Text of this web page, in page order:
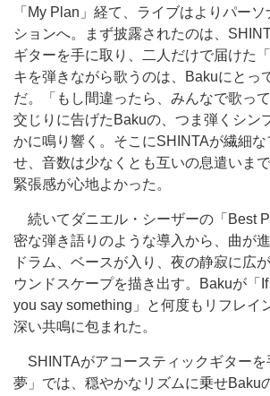
「My Plan」経て、ライブはよりパー
ションへ。まず披露されたのは、
ギターを手に取り、二人だけで届けた
キを弾きながら歌うのは、Bakuにとっ
だ。「もし間違ったら、みんなで歌っ
交じりに告げたBakuの、つま弾くシン
かに鳴り響く。そこにSHINTAが繊細な
せ、音数は少なくとも互いの息遣いま
緊張感が心地よかった。
続いてダニエル・シーザーの「Best
密な弾き語りのような導入から、曲が
ドラム、ベースが入り、夜の静寂に広
ウンドスケープを描き出す。Bakuが「
you say something」と何度もリフレイ
深い共鳴に包まれた。
SHINTAがアコースティックギターを
夢」では、穏やかなリズムに乗せBaku